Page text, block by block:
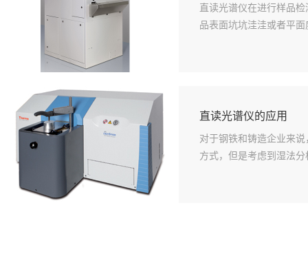
直读光谱仪在进行样品
品表面坑坑洼洼或者平
直读光谱仪的应用
对于钢铁和铸造企业来
方式，但是考虑到湿法